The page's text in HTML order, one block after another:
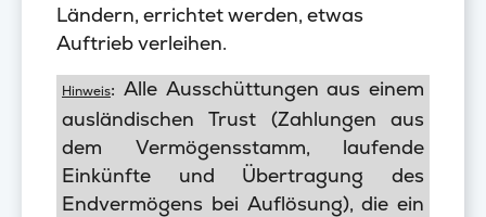
Ländern, errichtet werden, etwas
Auftrieb verleihen.
Hinweis: Alle Ausschüttungen aus einem
ausländischen Trust (Zahlungen aus
dem Vermögensstamm, laufende
Einkünfte und Übertragung des
Endvermögens bei Auflösung), die ein